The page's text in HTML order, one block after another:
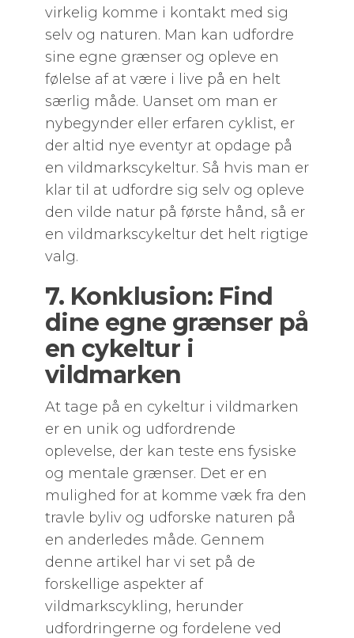
virkelig komme i kontakt med sig
selv og naturen. Man kan udfordre
sine egne grænser og opleve en
følelse af at være i live på en helt
særlig måde. Uanset om man er
nybegynder eller erfaren cyklist, er
der altid nye eventyr at opdage på
en vildmarkscykeltur. Så hvis man er
klar til at udfordre sig selv og opleve
den vilde natur på første hånd, så er
en vildmarkscykeltur det helt rigtige
valg.
7. Konklusion: Find
dine egne grænser på
en cykeltur i
vildmarken
At tage på en cykeltur i vildmarken
er en unik og udfordrende
oplevelse, der kan teste ens fysiske
og mentale grænser. Det er en
mulighed for at komme væk fra den
travle byliv og udforske naturen på
en anderledes måde. Gennem
denne artikel har vi set på de
forskellige aspekter af
vildmarkscykling, herunder
udfordringerne og fordelene ved